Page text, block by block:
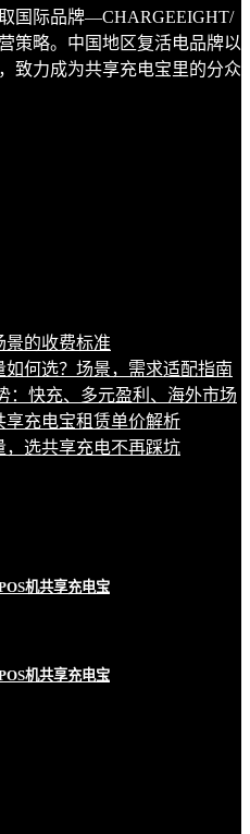
国际品牌—CHARGEEIGHT/
策略。中国地区复活电品牌以
致力成为共享充电宝里的分众
景的收费标准
何选？场景，需求适配指南
：快充、多元盈利、海外市场
充电宝租赁单价解析
选共享充电不再踩坑
机共享充电宝
机共享充电宝